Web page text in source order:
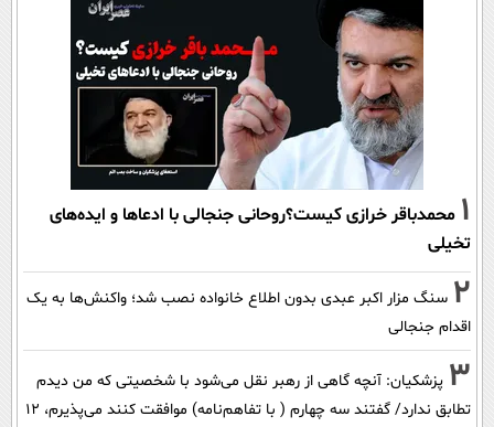
1 محمدباقر خرازی کیست؟روحانی جنجالی با ادعاها و ایده‌های
تخیلی
2 سنگ مزار اکبر عبدی بدون اطلاع خانواده نصب شد؛ واکنش‌ها به یک
اقدام جنجالی
3 پزشکیان‌: آنچه گاهی از رهبر نقل می‌شود با شخصیتی که من دیدم
تطابق ندارد/ گفتند سه چهارم ( با تفاهم‌نامه) موافقت کنند می‌پذیرم، 12